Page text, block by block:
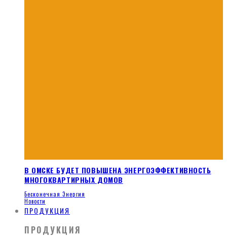
В ОМСКЕ БУДЕТ ПОВЫШЕНА ЭНЕРГОЭФФЕКТИВНОСТЬ
МНОГОКВАРТИРНЫХ ДОМОВ
Бесконечная Энергия
Новости
ПРОДУКЦИЯ
ПРОДУКЦИЯ